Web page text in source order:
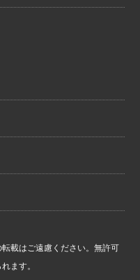
載はご遠慮ください。無許可
ます。